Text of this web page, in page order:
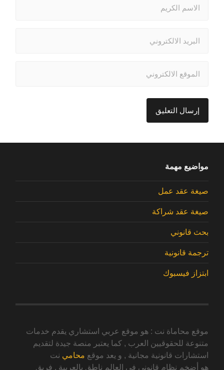
مواضيع مهمة
صيغة عقد عمل
صيغة عقد شراكة
بحث قانوني
ترجمة قانونية
ابتزاز فيسبوك
موقع محاماة نت : هو موقع عربي استشاري يقدم خدمات
متنوعة للحقوقيين العرب , كما يعتبر منصة جيدة لتقديم
استشارات قانونية مجانية , و يعد موقع محامي نت
هو أضخم نظام قانوني في العالم ناطق بالعربية . فريق